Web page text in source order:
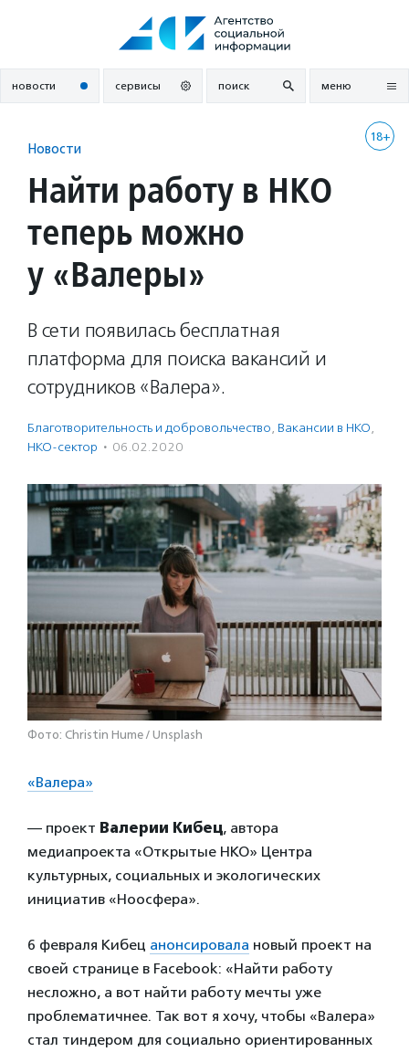
новости сервисы поиск меню
18+
Новости
Найти работу в НКО
теперь можно
у «Валеры»
В сети появилась бесплатная
платформа для поиска вакансий и
сотрудников «Валера».
Благотвори­тель­ность и доброволь­чест­во, Вакансии в НКО,
НКО-сектор · 06.02.2020
Фото: Christin Hume / Unsplash
«Валера»
— проект Валерии Кибец, автора
медиапроекта «Открытые НКО» Центра
культурных, социальных и экологических
инициатив «Ноосфера».
6 февраля Кибец анонсировала новый проект на
своей странице в Facebook: «Найти работу
несложно, а вот найти работу мечты уже
проблематичнее. Так вот я хочу, чтобы «Валера»
стал тиндером для социально ориентированных